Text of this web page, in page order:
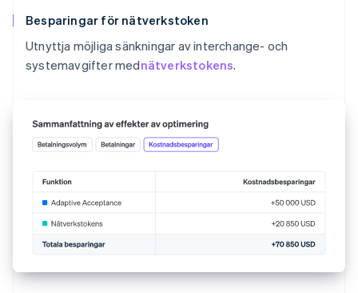
Besparingar för nätverkstoken
Utnyttja möjliga sänkningar av interchange- och
systemavgifter mednätverkstokens.